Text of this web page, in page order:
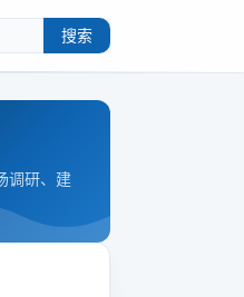
搜索
调研、建